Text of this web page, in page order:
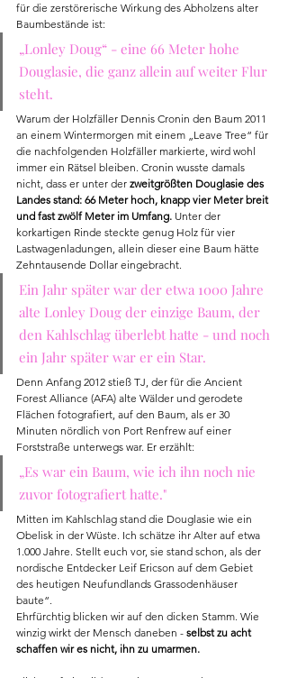
für die zerstörerische Wirkung des Abholzens alter
Baumbestände ist:
„Lonley Doug“ - eine 66 Meter hohe
Douglasie, die ganz allein auf weiter Flur
steht.
Warum der Holzfäller Dennis Cronin den Baum 2011
an einem Wintermorgen mit einem „Leave Tree“ für
die nachfolgenden Holzfäller markierte, wird wohl
immer ein Rätsel bleiben. Cronin wusste damals
nicht, dass er unter der zweitgrößten Douglasie des
Landes stand: 66 Meter hoch, knapp vier Meter breit
und fast zwölf Meter im Umfang. Unter der
korkartigen Rinde steckte genug Holz für vier
Lastwagenladungen, allein dieser eine Baum hätte
Zehntausende Dollar eingebracht.
Ein Jahr später war der etwa 1000 Jahre
alte Lonley Doug der einzige Baum, der
den Kahlschlag überlebt hatte - und noch
ein Jahr später war er ein Star.
Denn Anfang 2012 stieß TJ, der für die Ancient
Forest Alliance (AFA) alte Wälder und gerodete
Flächen fotografiert, auf den Baum, als er 30
Minuten nördlich von Port Renfrew auf einer
Forststraße unterwegs war. Er erzählt:
„Es war ein Baum, wie ich ihn noch nie
zuvor fotografiert hatte."
Mitten im Kahlschlag stand die Douglasie wie ein
Obelisk in der Wüste. Ich schätze ihr Alter auf etwa
1.000 Jahre. Stellt euch vor, sie stand schon, als der
nordische Entdecker Leif Ericson auf dem Gebiet
des heutigen Neufundlands Grassodenhäuser
baute“.
Ehrfürchtig blicken wir auf den dicken Stamm. Wie
winzig wirkt der Mensch daneben - selbst zu acht
schaffen wir es nicht, ihn zu umarmen.